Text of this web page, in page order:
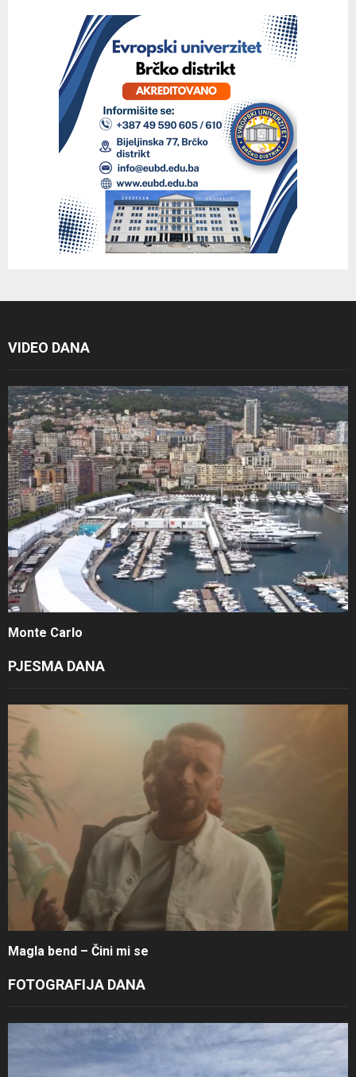
VIDEO DANA
Monte Carlo
PJESMA DANA
Magla bend – Čini mi se
FOTOGRAFIJA DANA